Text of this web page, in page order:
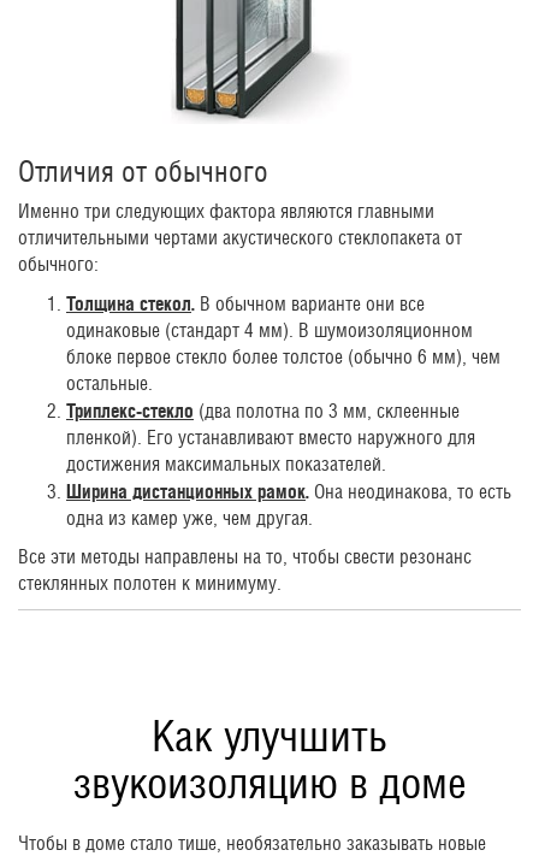
Отличия от обычного
Именно три следующих фактора являются главными
отличительными чертами акустического стеклопакета от
обычного:
Толщина стекол В обычном варианте они все
одинаковые (стандарт 4 мм). В шумоизоляционном
блоке первое стекло более толстое (обычно 6 мм), чем
остальные.
Триплекс-стекло (два полотна по 3 мм, склеенные
пленкой). Его устанавливают вместо наружного для
достижения максимальных показателей.
Ширина дистанционных рамок Она неодинакова, то есть
одна из камер уже, чем другая.
Все эти методы направлены на то, чтобы свести резонанс
стеклянных полотен к минимуму.
Как улучшить
звукоизоляцию в доме
Чтобы в доме стало тише, необязательно заказывать новые